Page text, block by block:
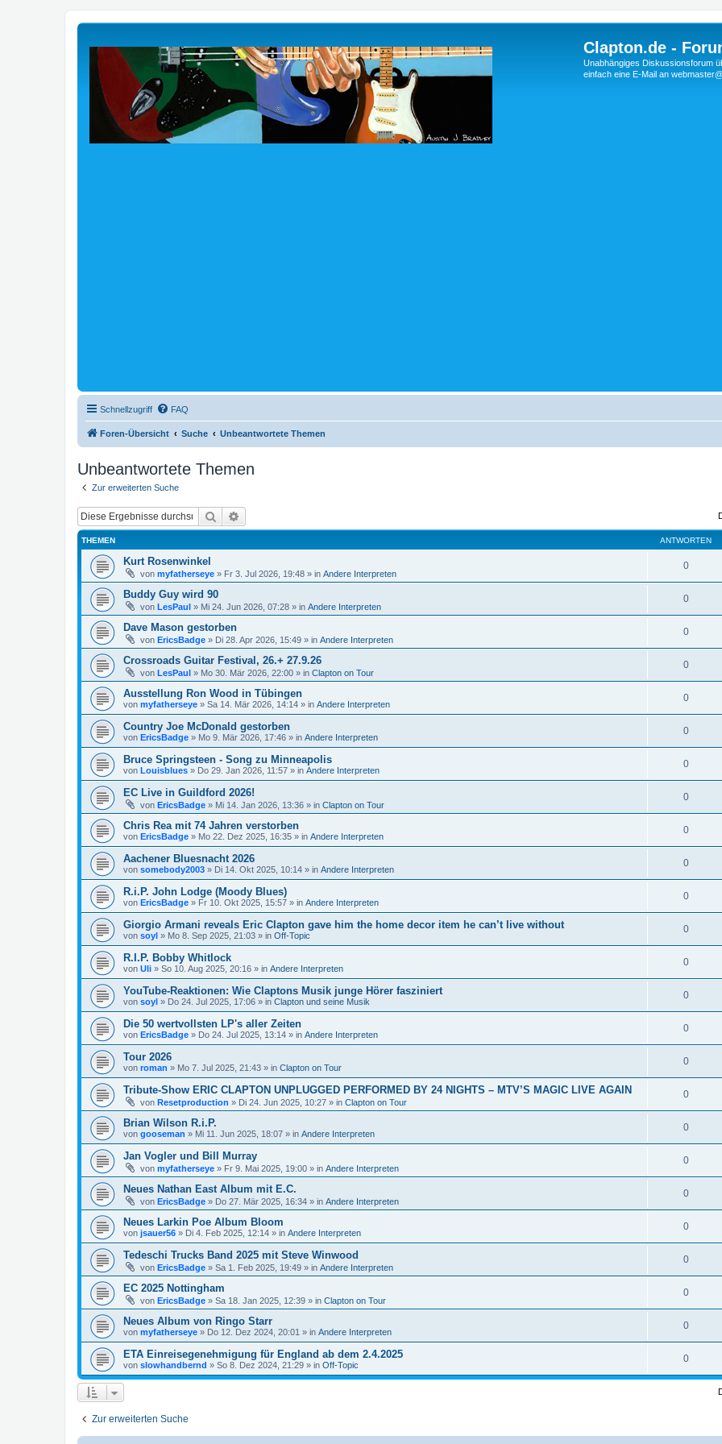
Clapton.de -
Unabhängiges Diskussionsforum
einfach eine E-Mail an
Schnellzugriff FAQ
Foren-Übersicht Suche Unbeantwortete Themen
Unbeantwortete Themen
Zur erweiterten Suche
Suche
THEMEN ANTWORTEN
Kurt Rosenwinkel
von myfatherseye » Fr 3. Jul 2026, 19:48 » in Andere Interpreten
0
Buddy Guy wird 90
von LesPaul » Mi 24. Jun 2026, 07:28 » in Andere Interpreten
0
Dave Mason gestorben
von EricsBadge » Di 28. Apr 2026, 15:49 » in Andere Interpreten
0
Crossroads Guitar Festival, 26.+ 27.9.26
von LesPaul » Mo 30. Mär 2026, 22:00 » in Clapton on Tour
0
Ausstellung Ron Wood in Tübingen
von myfatherseye » Sa 14. Mär 2026, 14:14 » in Andere Interpreten
0
Country Joe McDonald gestorben
von EricsBadge » Mo 9. Mär 2026, 17:46 » in Andere Interpreten
0
Bruce Springsteen - Song zu Minneapolis
von Louisblues » Do 29. Jan 2026, 11:57 » in Andere Interpreten
0
EC Live in Guildford 2026!
von EricsBadge » Mi 14. Jan 2026, 13:36 » in Clapton on Tour
0
Chris Rea mit 74 Jahren verstorben
von EricsBadge » Mo 22. Dez 2025, 16:35 » in Andere Interpreten
0
Aachener Bluesnacht 2026
von somebody2003 » Di 14. Okt 2025, 10:14 » in Andere Interpreten
0
R.i.P. John Lodge (Moody Blues)
von EricsBadge » Fr 10. Okt 2025, 15:57 » in Andere Interpreten
0
Giorgio Armani reveals Eric Clapton gave him the home decor item he can’t live without
von soyl » Mo 8. Sep 2025, 21:03 » in Off-Topic
0
R.I.P. Bobby Whitlock
von Uli » So 10. Aug 2025, 20:16 » in Andere Interpreten
0
YouTube-Reaktionen: Wie Claptons Musik junge Hörer fasziniert
von soyl » Do 24. Jul 2025, 17:06 » in Clapton und seine Musik
0
Die 50 wertvollsten LP's aller Zeiten
von EricsBadge » Do 24. Jul 2025, 13:14 » in Andere Interpreten
0
Tour 2026
von roman » Mo 7. Jul 2025, 21:43 » in Clapton on Tour
0
Tribute-Show ERIC CLAPTON UNPLUGGED PERFORMED BY 24 NIGHTS – MTV’S MAGIC LIVE AGAIN
von Resetproduction » Di 24. Jun 2025, 10:27 » in Clapton on Tour
0
Brian Wilson R.i.P.
von gooseman » Mi 11. Jun 2025, 18:07 » in Andere Interpreten
0
Jan Vogler und Bill Murray
von myfatherseye » Fr 9. Mai 2025, 19:00 » in Andere Interpreten
0
Neues Nathan East Album mit E.C.
von EricsBadge » Do 27. Mär 2025, 16:34 » in Andere Interpreten
0
Neues Larkin Poe Album Bloom
von jsauer56 » Di 4. Feb 2025, 12:14 » in Andere Interpreten
0
Tedeschi Trucks Band 2025 mit Steve Winwood
von EricsBadge » Sa 1. Feb 2025, 19:49 » in Andere Interpreten
0
EC 2025 Nottingham
von EricsBadge » Sa 18. Jan 2025, 12:39 » in Clapton on Tour
0
Neues Album von Ringo Starr
von myfatherseye » Do 12. Dez 2024, 20:01 » in Andere Interpreten
0
ETA Einreisegenehmigung für England ab dem 2.4.2025
von slowhandbernd » So 8. Dez 2024, 21:29 » in Off-Topic
0
Zur erweiterten Suche